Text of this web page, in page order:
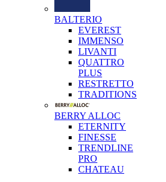
BALTERIO
EVEREST
IMMENSO
LIVANTI
QUATTRO
PLUS
RESTRETTO
TRADITIONS
BERRY ALLOC
ETERNITY
FINESSE
TRENDLINE
PRO
CHATEAU